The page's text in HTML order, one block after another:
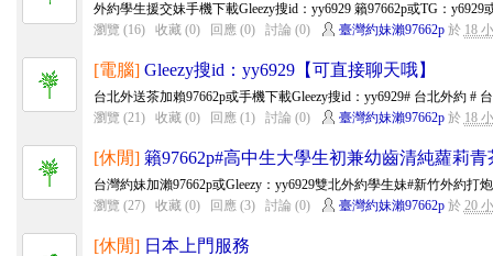
外約學生援交妹手機下載Gleezy搜id：yy6929 籟97662p或TG：y6929
瀏覽 (16)
收藏 (0) 回應 (0) 討論 (0) 臺灣約妹瀨97662p於 18
[電腦] Gleezy搜id：yy6929【可直接聊天哦】
台北外送茶加賴97662p或手機下載Gleezy搜id：yy6929# 台北外約 #
瀏覽 (21)
收藏 (0) 回應 (1) 討論 (0) 臺灣約妹瀨97662p於 18
[休閒] 籟97662p#高中生大學生初兼幼齒清純蘿莉青
台灣約妹加瀨97662p或Gleezy：yy6929雙北外約學生妹#新竹外約打
瀏覽 (27)
收藏 (0) 回應 (3) 討論 (0) 臺灣約妹瀨97662p於 20
[休閒] 日本上門服務